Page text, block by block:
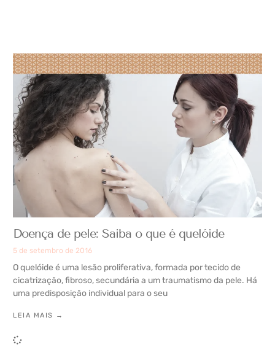
Doença de pele: Saiba o que é quelóide
5 de setembro de 2016
O quelóide é uma lesão proliferativa, formada por tecido de
cicatrização, fibroso, secundária a um traumatismo da pele. Há
uma predisposição individual para o seu
LEIA MAIS →